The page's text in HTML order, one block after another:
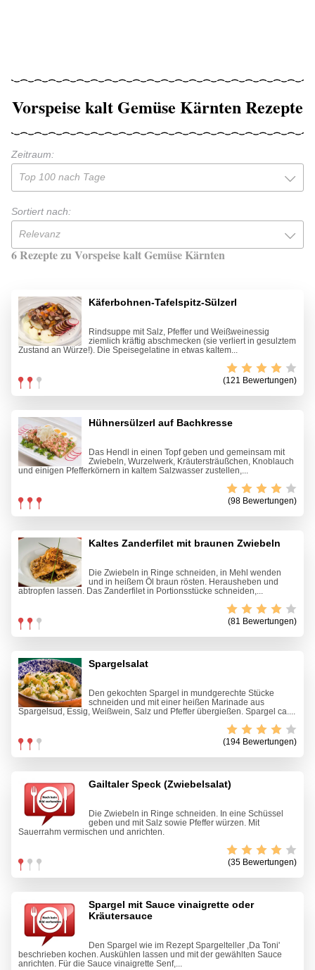
Vorspeise kalt Gemüse Kärnten Rezepte
Zeitraum:
Top 100 nach Tage
Sortiert nach:
Relevanz
6 Rezepte zu Vorspeise kalt Gemüse Kärnten
Käferbohnen-Tafelspitz-Sülzerl
Rindsuppe mit Salz, Pfeffer und Weißweinessig
ziemlich kräftig abschmecken (sie verliert in gesulztem
Zustand an Würze!). Die Speisegelatine in etwas kaltem...
(121 Bewertungen)
Hühnersülzerl auf Bachkresse
Das Hendl in einen Topf geben und gemeinsam mit
Zwiebeln, Wurzelwerk, Kräutersträußchen, Knoblauch
und einigen Pfefferkörnern in kaltem Salzwasser zustellen,...
(98 Bewertungen)
Kaltes Zanderfilet mit braunen Zwiebeln
Die Zwiebeln in Ringe schneiden, in Mehl wenden
und in heißem Öl braun rösten. Herausheben und
abtropfen lassen. Das Zanderfilet in Portionsstücke schneiden,...
(81 Bewertungen)
Spargelsalat
Den gekochten Spargel in mundgerechte Stücke
schneiden und mit einer heißen Marinade aus
Spargelsud, Essig, Weißwein, Salz und Pfeffer übergießen. Spargel ca....
(194 Bewertungen)
Gailtaler Speck (Zwiebelsalat)
Die Zwiebeln in Ringe schneiden. In eine Schüssel
geben und mit Salz sowie Pfeffer würzen. Mit
Sauerrahm vermischen und anrichten.
(35 Bewertungen)
Spargel mit Sauce vinaigrette oder
Kräutersauce
Den Spargel wie im Rezept Spargelteller ,Da Toni'
beschrieben kochen. Auskühlen lassen und mit der gewählten Sauce
anrichten. Für die Sauce vinaigrette Senf,...